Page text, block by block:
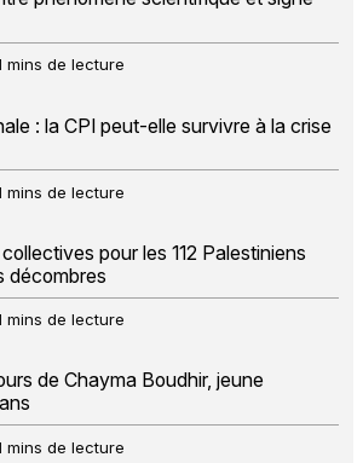
mins de lecture
: la CPI peut-elle survivre à la crise
mins de lecture
pour les 112 Palestiniens
décombres
mins de lecture
de Chayma Boudhir, jeune
mins de lecture